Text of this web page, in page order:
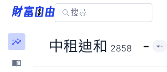
中租迪和 2858 - -